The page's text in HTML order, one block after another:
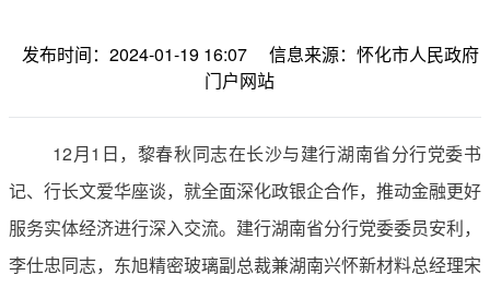
发布时间：2024-01-19 16:07
信息来源：怀化市人民政府
门户网站
12月1日，黎春秋同志在长沙与建行湖南省分行党委书
记、行长文爱华座谈，就全面深化政银企合作，推动金融更好
服务实体经济进行深入交流。建行湖南省分行党委委员安利，
李仕忠同志，东旭精密玻璃副总裁兼湖南兴怀新材料总经理宋